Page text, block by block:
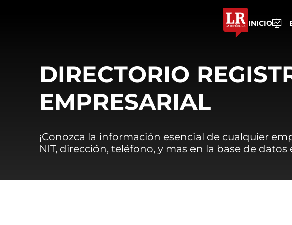
INICIO
DIRECTORIO
EMPRESARIAL
¡Conozca la información esencial de cualquier
NIT, dirección, teléfono, y mas en la base de